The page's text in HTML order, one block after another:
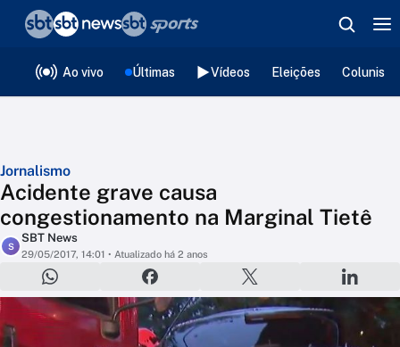
Ao vivo Últimas Vídeos Eleições
Jornalismo
Acidente grave causa
congestionamento na Marginal Tietê
S
SBT News
29/05/2017, 14:01 • Atualizado há 2 anos
❮voltar
Editorias